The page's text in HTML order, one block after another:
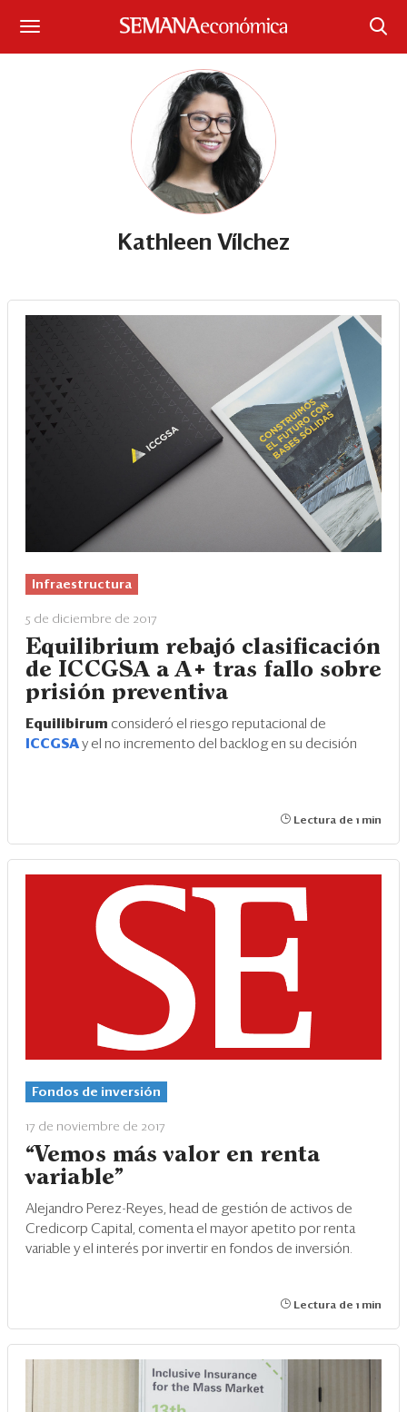
¿Qué está pasando?
Sectores y Empresas
Economía y Finanzas
Edición Impresa
Kathleen Vílchez
Infraestructura
5 de diciembre de 2017
Equilibrium rebajó clasificación
de ICCGSA a A+ tras fallo sobre
prisión preventiva
Equilibirum consideró el riesgo reputacional de
ICCGSA y el no incremento del backlog en su decisión
Lectura de 1 min
Fondos de inversión
17 de noviembre de 2017
“Vemos más valor en renta
variable”
Alejandro Perez-Reyes, head de gestión de activos de
Credicorp Capital, comenta el mayor apetito por renta
variable y el interés por invertir en fondos de inversión.
Lectura de 1 min